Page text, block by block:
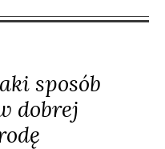
sposób
dobrej